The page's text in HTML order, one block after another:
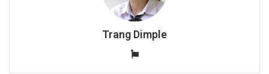
Trang Dimple
W